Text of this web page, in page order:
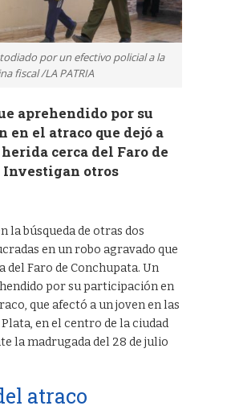
por un efectivo policial a la
fiscal /LA PATRIA
aprehendido por su
en el atraco que dejó a
cerca del Faro de
Investigan otros
la búsqueda de otras dos
en un robo agravado que
Faro de Conchupata. Un
por su participación en
que afectó a un joven en las
en el centro de la ciudad
la madrugada del 28 de julio
atraco